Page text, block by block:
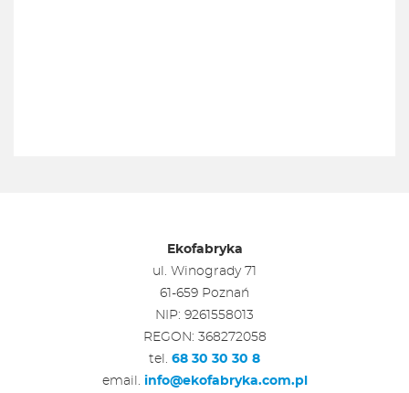
Ekofabryka
ul. Winogrady 71
61-659 Poznań
NIP: 9261558013
REGON: 368272058
tel. 68 30 30 30 8
email. info@ekofabryka.com.pl